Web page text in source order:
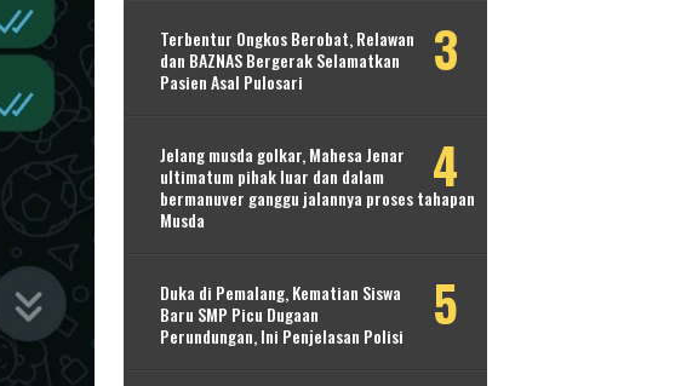
Terbentur Ongkos Berobat, Relawan
dan BAZNAS Bergerak Selamatkan
Pasien Asal Pulosari
Jelang musda golkar, Mahesa Jenar
ultimatum pihak luar dan dalam
bermanuver ganggu jalannya proses tahapan
Musda
Duka di Pemalang, Kematian Siswa
Baru SMP Picu Dugaan
Perundungan, Ini Penjelasan Polisi